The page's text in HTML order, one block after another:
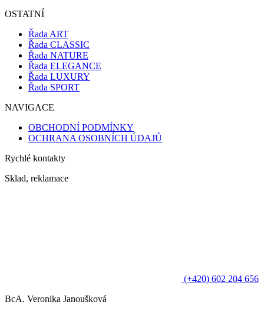
OSTATNÍ
Řada ART
Řada CLASSIC
Řada NATURE
Řada ELEGANCE
Řada LUXURY
Řada SPORT
NAVIGACE
OBCHODNÍ PODMÍNKY
OCHRANA OSOBNÍCH ÚDAJŮ
Rychlé kontakty
Sklad, reklamace
(+420) 602 204 656
BcA. Veronika Janoušková